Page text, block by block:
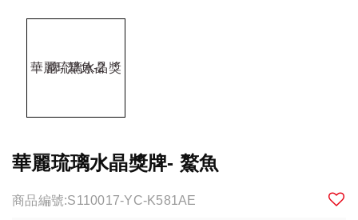
華麗琉璃水晶獎牌- 鰲魚
商品編號:S110017-YC-K581AE